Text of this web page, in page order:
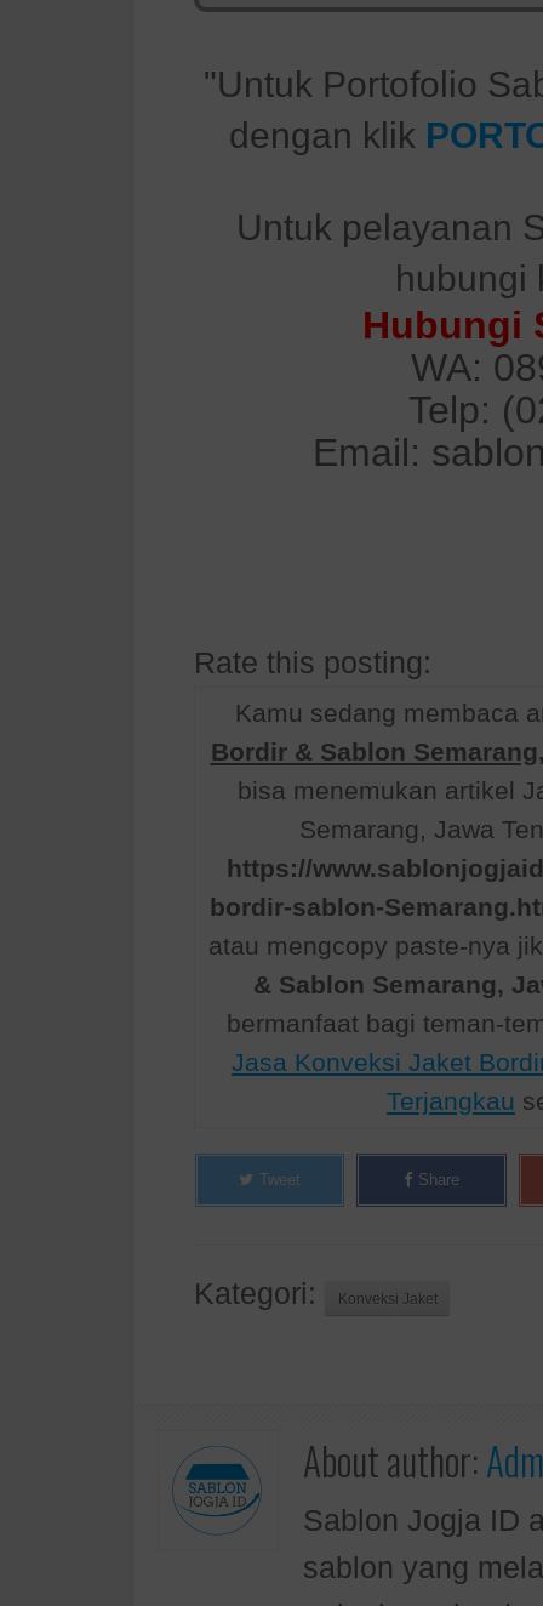
"Untuk Portofolio
dengan klik
Untuk pelayanan
hubungi
Hubungi
WA:
Telp:
Email:
Rate this posting:
Kamu sedang membaca
Bordir & Sablon
bisa menemukan artikel
Semarang, Jawa
https://
bordir-sablon-
atau mengcopy paste-nya
& Sablon Semarang,
bermanfaat bagi teman-
Jasa Konveksi Jaket
Terjangkau
Tweet Share
Kategori: Konveksi Jaket
About author:
Sablon Jogja ID
sablon yang